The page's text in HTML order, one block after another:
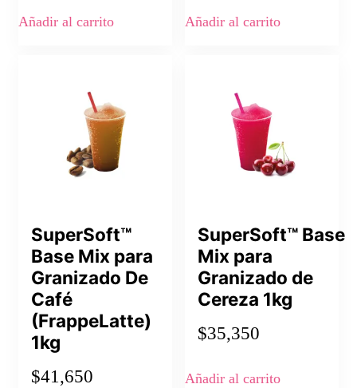
Añadir al carrito Añadir al carrito
SuperSoft™
Base Mix para
Granizado De
Café
(FrappeLatte)
1kg
$41,650
SuperSoft™ Base
Mix para
Granizado de
Cereza 1kg
$35,350
Añadir al carrito